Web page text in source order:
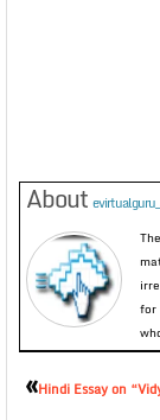
About
for
«Hindi Essay on